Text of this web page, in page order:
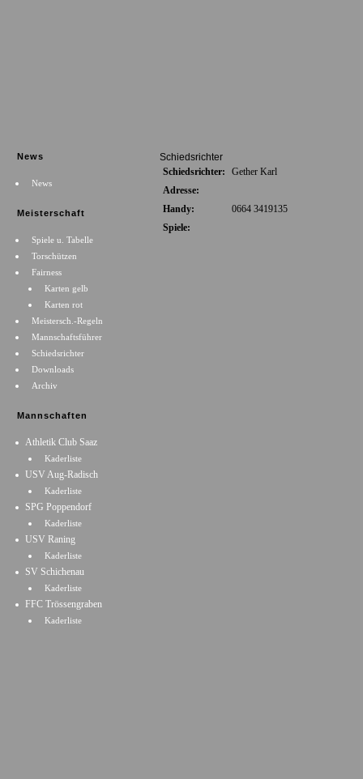
News
News
Meisterschaft
Spiele u. Tabelle
Torschützen
Fairness
Karten gelb
Karten rot
Meistersch.-Regeln
Mannschaftsführer
Schiedsrichter
Downloads
Archiv
Mannschaften
Athletik Club Saaz
Kaderliste
USV Aug-Radisch
Kaderliste
SPG Poppendorf
Kaderliste
USV Raning
Kaderliste
SV Schichenau
Kaderliste
FFC Trössengraben
Kaderliste
Schiedsrichter
Schiedsrichter:
Gether Karl
Adresse:
Handy:
0664 3419135
Spiele: